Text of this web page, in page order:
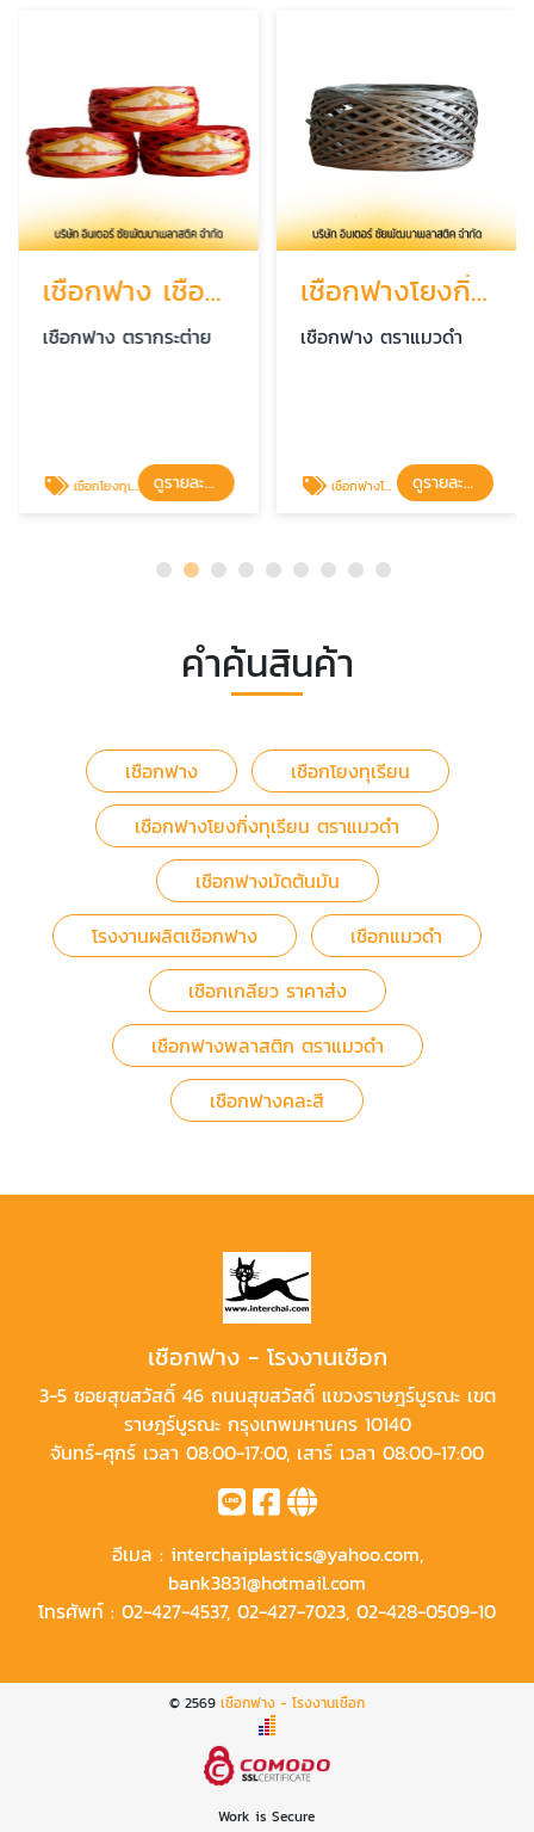
เชือกฟาง เชือกโยงต้นทุเรียนราคาถูก พร้อมส่ง
เชือกฟาง ตรากระต่าย
เชือกโยงทุเรียน ดูรายละเอียด
เชือกฟางโยงกิ่งทุเรียน ราคาโรงงาน ตราแมวดำ
เชือกฟาง ตราแมวดำ
เชือกฟางโยงกิ่งทุเรียน ตราแมวดำ ดูรายละเอียด
คำค้นสินค้า
เชือกฟาง
เชือกโยงทุเรียน
เชือกฟางโยงกิ่งทุเรียน ตราแมวดำ
เชือกฟางมัดต้นมัน
โรงงานผลิตเชือกฟาง
เชือกแมวดำ
เชือกเกลียว ราคาส่ง
เชือกฟางพลาสติก ตราแมวดำ
เชือกฟางคละสี
เชือกฟาง - โรงงานเชือก
3-5 ซอยสุขสวัสดิ์ 46 ถนนสุขสวัสดิ์ แขวงราษฎร์บูรณะ เขต
ราษฎร์บูรณะ กรุงเทพมหานคร 10140
จันทร์-ศุกร์ เวลา 08:00-17:00, เสาร์ เวลา 08:00-17:00
อีเมล : interchaiplastics@yahoo.com,
bank3831@hotmail.com
โทรศัพท์ : 02-427-4537, 02-427-7023, 02-428-0509-10
© 2569 เชือกฟาง - โรงงานเชือก
Work is Secure